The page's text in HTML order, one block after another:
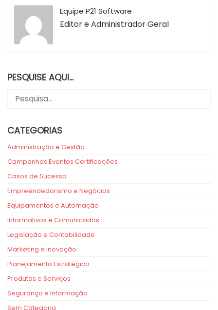
Equipe P21 Software
Editor e Administrador Geral
PESQUISE AQUI…
CATEGORIAS
Administração e Gestão
Campanhas Eventos Certificações
Casos de Sucesso
Empreendedorismo e Negócios
Equipamentos e Automação
Informativos e Comunicados
Legislação e Contabilidade
Marketing e Inovação
Planejamento Estratégico
Produtos e Serviços
Segurança e Informação
Sem Categoria